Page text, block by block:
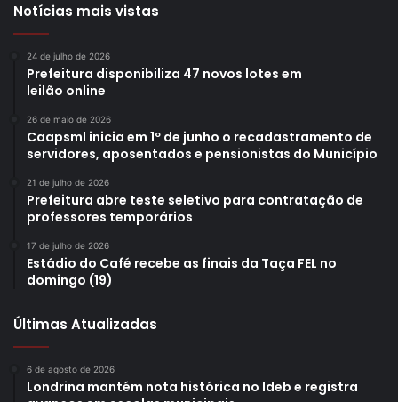
Notícias mais vistas
24 de julho de 2026
Prefeitura disponibiliza 47 novos lotes em
leilão online
26 de maio de 2026
Caapsml inicia em 1º de junho o recadastramento de
servidores, aposentados e pensionistas do Município
21 de julho de 2026
Prefeitura abre teste seletivo para contratação de
professores temporários
17 de julho de 2026
Estádio do Café recebe as finais da Taça FEL no
domingo (19)
Últimas Atualizadas
6 de agosto de 2026
Londrina mantém nota histórica no Ideb e registra